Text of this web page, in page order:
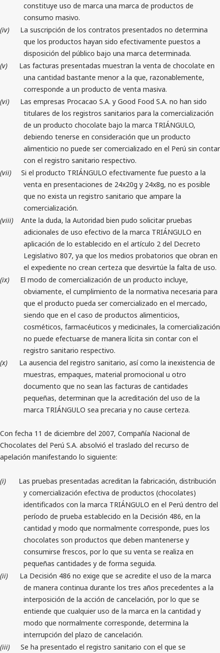
constituye uso de marca una marca de productos de
consumo masivo.
(iv)
La suscripción de los contratos presentados no determina
que los productos hayan sido efectivamente puestos a
disposición del público bajo una marca determinada.
(v)
Las facturas presentadas muestran la venta de chocolate en
una cantidad bastante menor a la que, razonablemente,
corresponde a un producto de venta masiva.
(vi)
Las empresas Procacao S.A. y Good Food S.A. no han sido
titulares de los registros sanitarios para la comercialización
de un producto chocolate bajo la marca TRIÁNGULO,
debiendo tenerse en consideración que un producto
alimenticio no puede ser comercializado en el Perú sin contar
con el registro sanitario respectivo.
(vii)
Si el producto TRIÁNGULO efectivamente fue puesto a la
venta en presentaciones de 24x20g y 24x8g, no es posible
que no exista un registro sanitario que ampare la
comercialización.
(viii)
Ante la duda, la Autoridad bien pudo solicitar pruebas
adicionales de uso efectivo de la marca TRIÁNGULO en
aplicación de lo establecido en el artículo 2 del Decreto
Legislativo 807, ya que los medios probatorios que obran en
el expediente no crean certeza que desvirtúe la falta de uso.
(ix)
El modo de comercialización de un producto incluye,
obviamente, el cumplimiento de la normativa necesaria para
que el producto pueda ser comercializado en el mercado,
siendo que en el caso de productos alimenticios,
cosméticos, farmacéuticos y medicinales, la comercialización
no puede efectuarse de manera lícita sin contar con el
registro sanitario respectivo.
(x)
La ausencia del registro sanitario, así como la inexistencia de
muestras, empaques, material promocional u otro
documento que no sean las facturas de cantidades
pequeñas, determinan que la acreditación del uso de la
marca TRIÁNGULO sea precaria y no cause certeza.
Con fecha 11 de diciembre del 2007, Compañía Nacional de
Chocolates del Perú S.A. absolvió el traslado del recurso de
apelación manifestando lo siguiente:
(i)
Las pruebas presentadas acreditan la fabricación, distribución
y comercialización efectiva de productos (chocolates)
identificados con la marca TRIÁNGULO en el Perú dentro del
período de prueba establecido en la Decisión 486, en la
cantidad y modo que normalmente corresponde, pues los
chocolates son productos que deben mantenerse y
consumirse frescos, por lo que su venta se realiza en
pequeñas cantidades y de forma seguida.
(ii)
La Decisión 486 no exige que se acredite el uso de la marca
de manera continua durante los tres años precedentes a la
interposición de la acción de cancelación, por lo que se
entiende que cualquier uso de la marca en la cantidad y
modo que normalmente corresponde, determina la
interrupción del plazo de cancelación.
(iii)
Se ha presentado el registro sanitario con el que se